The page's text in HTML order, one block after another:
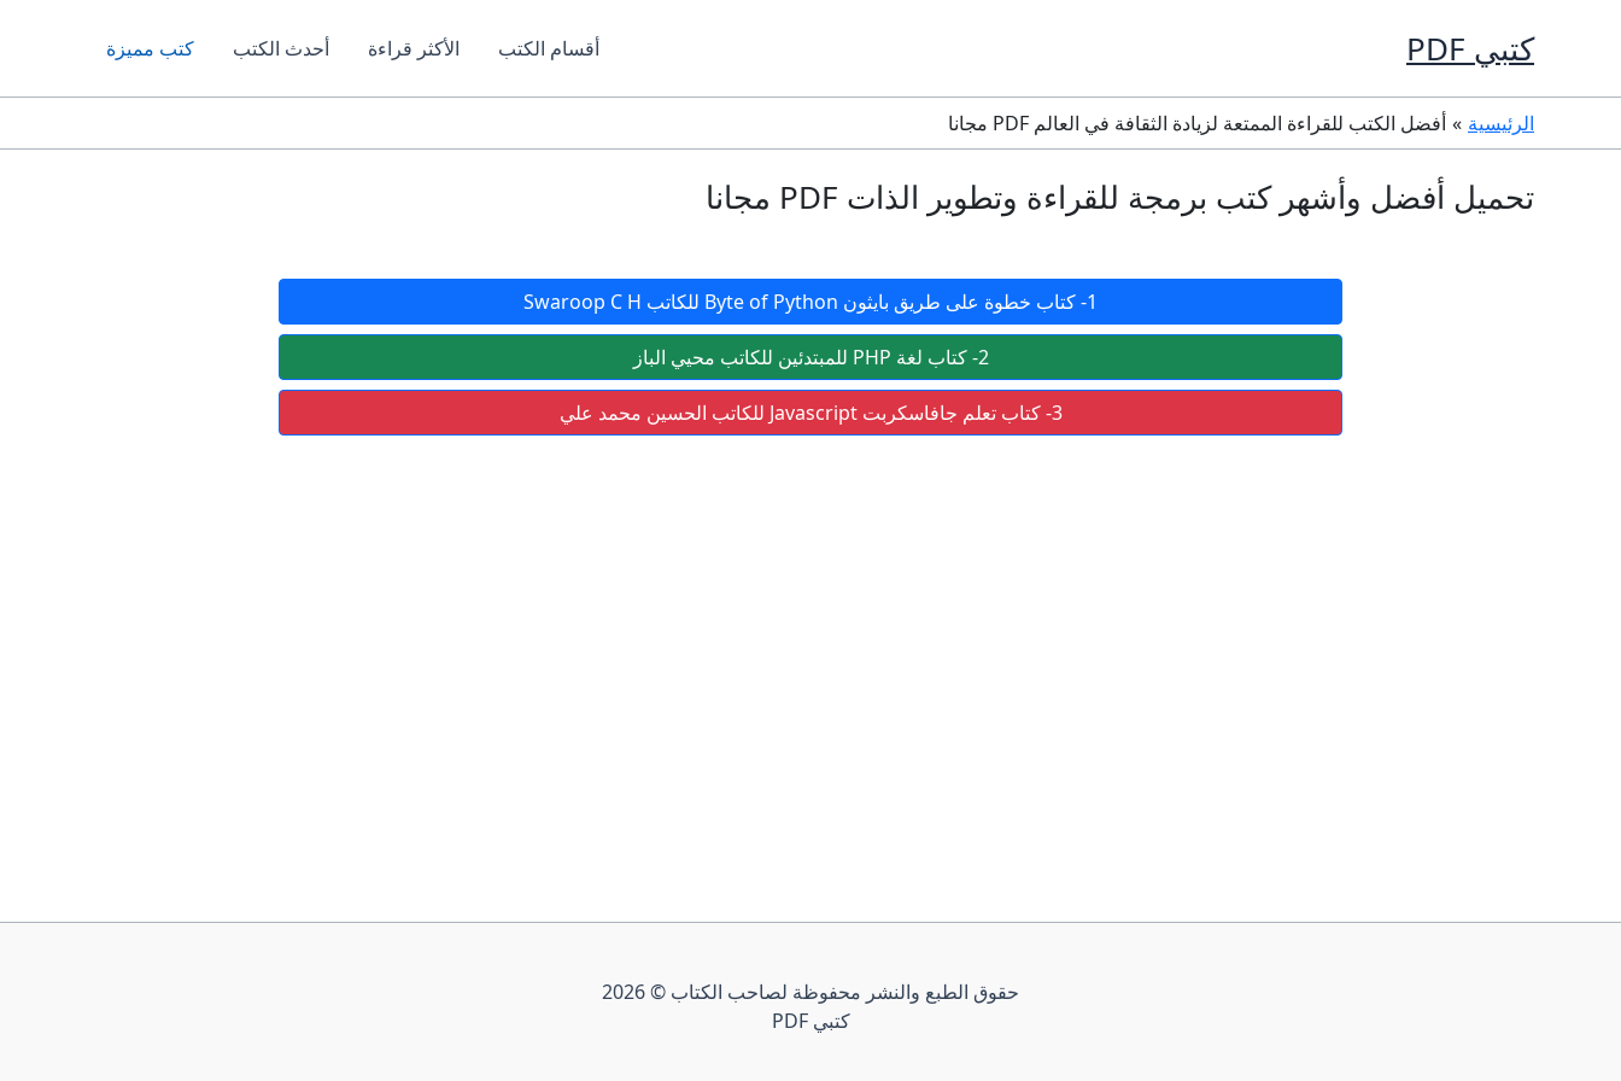
كتبي PDF أقسام الكتب الأكثر قراءة أحدث الكتب كتب مميزة
الرئيسية أفضل الكتب للقراءة الممتعة لزيادة الثقافة في العالم PDF مجانا
تحميل أفضل وأشهر كتب برمجة للقراءة وتطوير الذات PDF مجانا
1- كتاب خطوة على طريق بايثون Byte of Python للكاتب Swaroop C H
2- كتاب لغة PHP للمبتدئين للكاتب محيي الباز
3- كتاب تعلم جافاسكربت Javascript للكاتب الحسین محمد علي
حقوق الطبع والنشر محفوظة لصاحب الكتاب © 2026
كتبي PDF